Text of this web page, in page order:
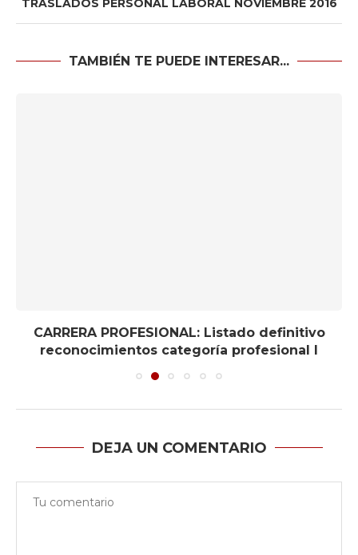
TRASLADOS PERSONAL LABORAL NOVIEMBRE 2016
TAMBIÉN TE PUEDE INTERESAR...
CARRERA PROFESIONAL: Listado definitivo
reconocimientos categoría profesional I
DEJA UN COMENTARIO